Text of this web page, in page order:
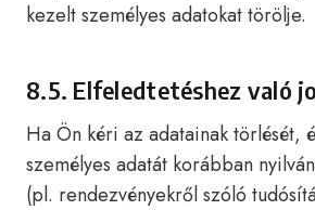
kezelt személyes adatokat törölje.
8.5. Elfeledtetéshez való
Ha Ön kéri az adatainak törlését,
személyes adatát korábban
(pl. rendezvényekről szóló